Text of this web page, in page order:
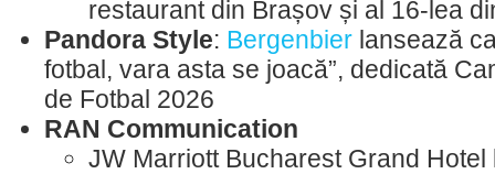
restaurant din Brașov și al 16-lea
Pandora Style: Bergenbier lansează
fotbal, vara asta se joacă”, dedicată
de Fotbal 2026
RAN Communication
JW Marriott Bucharest Grand